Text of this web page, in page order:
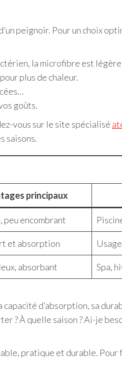
peignoir. Pour un choix
la microfibre est
plus de chaleur.
goûts.
vous sur le site spécialisé
saisons.
principaux
peu encombrant
et absorption
absorbant
Spa,
capacité d’absorption, sa
? À quelle saison ? Ai-je
pratique et durable.